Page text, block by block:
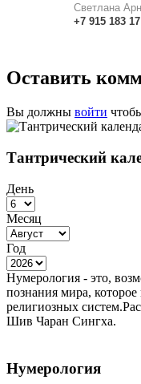
Светлана Арн
+7 915 183
Оставить
Вы должны войти
Тантрический
День
Месяц
Год
Нумерология - это,
познания мира,
религиозных
Шив Чаран Сингха.
Нумерология